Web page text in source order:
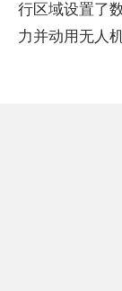
行区域设置了
力并动用无人